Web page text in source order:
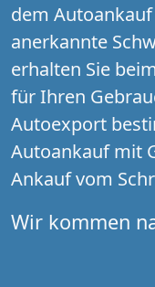
dem
anerkannte
erhalten Sie
für Ihren
Autoexport
Autoankauf mit
Ankauf vom
Wir kommen